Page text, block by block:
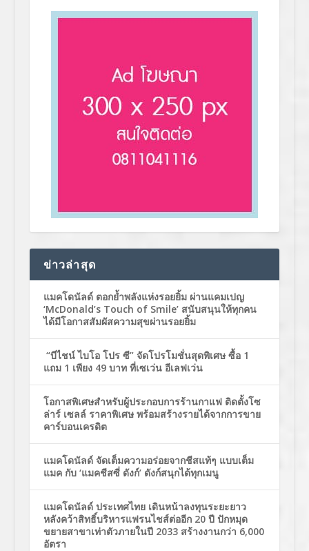
ข่าวล่าสุด
แมคโดนัลด์ ตอกย้ำพลังแห่งรอยยิ้ม ผ่านแคมเปญ
‘McDonald’s Touch of Smile’ สนับสนุนให้ทุกคน
ได้มีโอกาสสัมผัสความสุขผ่านรอยยิ้ม
“บีไชน์ ไบโอ โปร ซี” จัดโปรโมชั่นสุดพิเศษ ซื้อ 1
แถม 1 เพียง 49 บาท ที่เซเว่น อีเลฟเว่น
โอกาสพิเศษสำหรับผู้ประกอบการร้านกาแฟ ติดตั้งโซ
ล่าร์ เซลล์ ราคาพิเศษ พร้อมสร้างรายได้จากการขาย
คาร์บอนเครดิต
แมคโดนัลด์ จัดเต็มความอร่อยจากชีสแท้ๆ แบบเต็ม
แมค กับ ‘แมคชีสซี่ ดังก์’ ดังก์สนุกได้ทุกเมนู
แมคโดนัลด์ ประเทศไทย เดินหน้าลงทุนระยะยาว
หลังคว้าสิทธิ์บริหารแฟรนไชส์ต่ออีก 20 ปี ปักหมุด
ขยายสาขาเท่าตัวภายในปี 2033 สร้างงานกว่า 6,000
อัตรา